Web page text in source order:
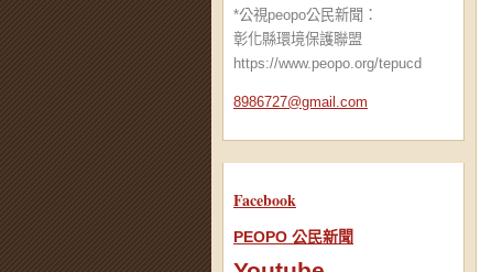
*公視peopo公民新聞：
彰化縣環境保護聯盟
https://www.peopo.org/tepucd
8986727@gmail.com
Facebook
PEOPO 公民新聞